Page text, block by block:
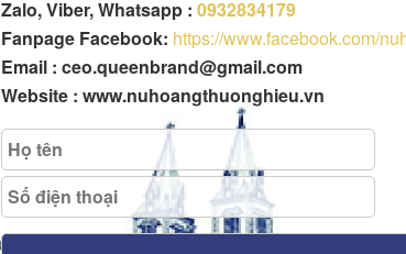
Zalo, Viber, Whatsapp :0932834179
Fanpage Facebook: https://www.facebook.com/
Email : ceo.queenbrand@gmail.com
Website : www.nuhoangthuonghieu.vn